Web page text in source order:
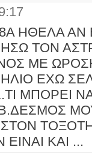
ΗΘΕΛΑ ΑΝ
ΤΟΝ
ΜΕ
ΗΛΙΟ ΕΧΩ
ΜΠΟΡΕΙ
ΣΤΟΝ
ΚΑΙ ...